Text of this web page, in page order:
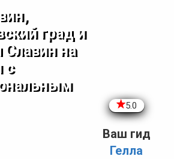
град и
на
с
5.0
Ваш гид
Гелла